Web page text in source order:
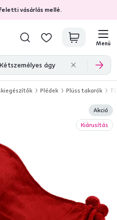
vásárlás mellé.
termékértékelések
Menü
Plédek Plüss takarók
Akció
Kiárusítás